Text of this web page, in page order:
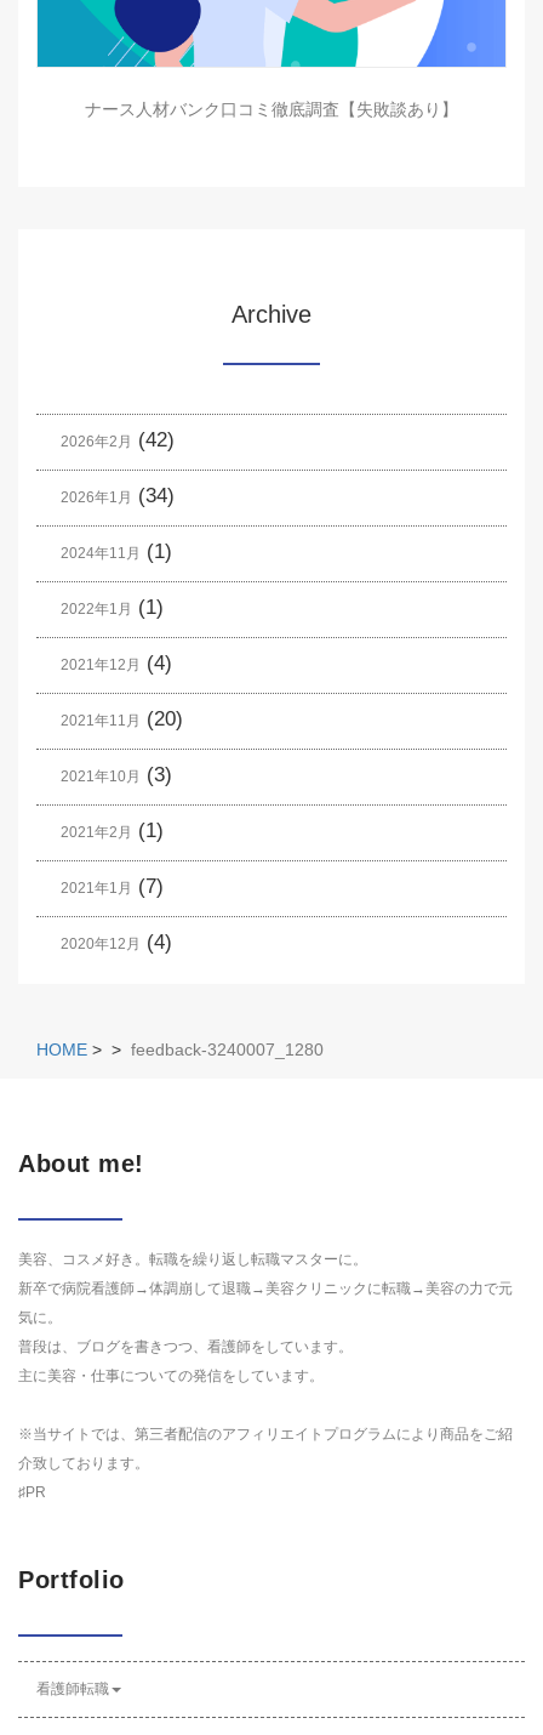
ナース人材バンク口コミ徹底調査【失敗談あり】
Archive
2026年2月 (42)
2026年1月 (34)
2024年11月 (1)
2022年1月 (1)
2021年12月 (4)
2021年11月 (20)
2021年10月 (3)
2021年2月 (1)
2021年1月 (7)
2020年12月 (4)
HOME > > feedback-3240007_1280
About me!
美容、コスメ好き。転職を繰り返し転職マスターに。
新卒で病院看護師→体調崩して退職→美容クリニックに転職→美容の力で元
気に。
普段は、ブログを書きつつ、看護師をしています。
主に美容・仕事についての発信をしています。
※当サイトでは、第三者配信のアフィリエイトプログラムにより商品をご紹
介致しております。
♯PR
Portfolio
看護師転職